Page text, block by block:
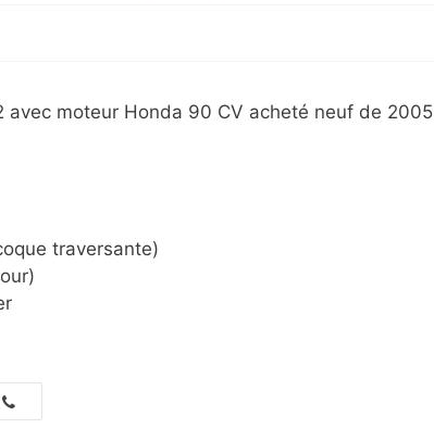
moteur Honda 90 CV acheté neuf de 2005
traversante)